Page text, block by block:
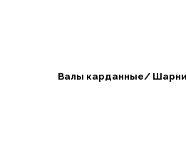
Валы карданные/